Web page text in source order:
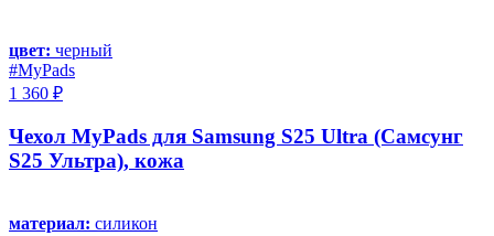
цвет: черный
#MyPads
1 360 ₽
Чехол MyPads для Samsung S25 Ultra (Самсунг
S25 Ультра), кожа
материал: силикон